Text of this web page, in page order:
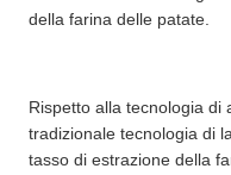
della farina delle patate.
Rispetto alla tecnologia di
tradizionale tecnologia di
tasso di estrazione della